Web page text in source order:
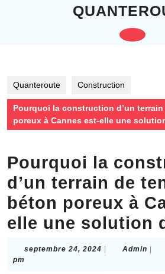
Quanteroute Construction
Pourquoi la construction d’un
poreux à Cannes est-elle une
Pourquoi la
d’un terrain de
béton poreux à
elle une solution
septembre 24, 2024 septembre
Admin
pm